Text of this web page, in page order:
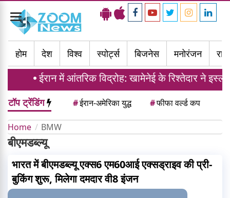
Toggle
navigation
होम
देश विश्व स्पोर्ट्स बिजनेस मनोरंजन
ईरान में आंतरिक विद्रोह: खामेनेई के रिश्तेदार ने
टॉप ट्रेंडिंग #ईरान-अमेरिका युद्ध #फीफा वर्ल्ड कप
Home BMW
बीएमडब्ल्यू
भारत में बीएमडब्ल्यू एक्स6 एम60आई एक्सड्राइव की प्री-
बुकिंग शुरू, मिलेगा दमदार वी8 इंजन